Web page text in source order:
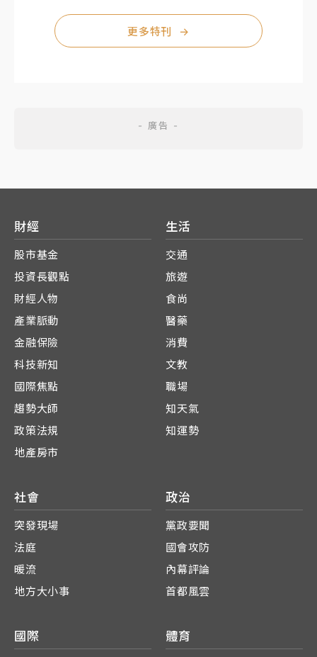
更多特刊 →
財經
股市基金
投資長觀點
財經人物
產業脈動
金融保險
科技新知
國際焦點
趨勢大師
政策法規
地產房市
生活
交通
旅遊
食尚
醫藥
消費
文教
職場
知天氣
知運勢
社會
突發現場
法庭
暖流
地方大小事
政治
黨政要聞
國會攻防
內幕評論
首都風雲
國際 體育